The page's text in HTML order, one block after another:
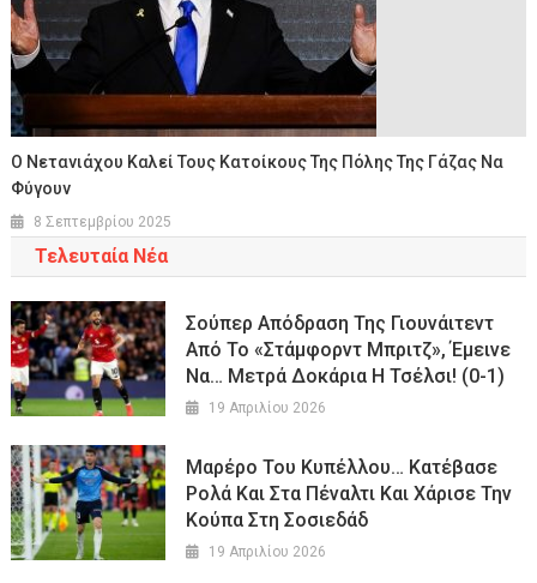
Ο Νετανιάχου Καλεί Τους Κατοίκους Της Πόλης Της Γάζας Να
Φύγουν
8 Σεπτεμβρίου 2025
Τελευταία Νέα
Σούπερ Απόδραση Της Γιουνάιτεντ
Από Το «Στάμφορντ Μπριτζ», Έμεινε
Να… Μετρά Δοκάρια Η Τσέλσι! (0-1)
19 Απριλίου 2026
Μαρέρο Του Κυπέλλου… Κατέβασε
Ρολά Και Στα Πέναλτι Και Χάρισε Την
Κούπα Στη Σοσιεδάδ
19 Απριλίου 2026